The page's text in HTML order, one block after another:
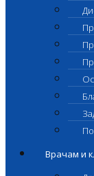
Врачам и